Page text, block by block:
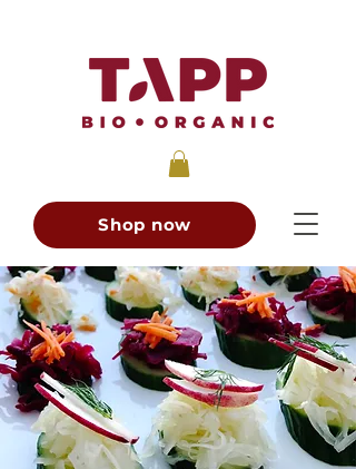
Shop now